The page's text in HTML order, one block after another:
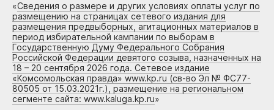
«Сведения о размере и других условиях оплаты услуг по
размещению на страницах сетевого издания для
размещения предвыборных, агитационных материалов в
период избирательной кампании по выборам в
Государственную Думу Федерального Собрания
Российской Федерации девятого созыва, назначенных на
18 – 20 сентября 2026 года. Сетевое издание
«Комсомольская правда» www.kp.ru (св-во Эл № ФС77-
80505 от 15.03.2021г.), размещение на региональном
сегменте сайта: www.kaluga.kp.ru»